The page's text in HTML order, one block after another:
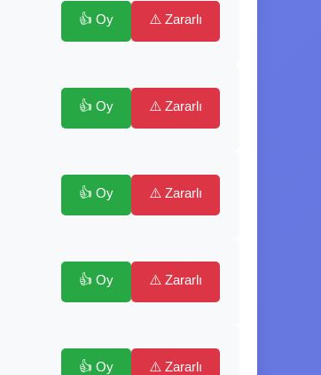
👍 Oy ⚠️ Zararlı
👍 Oy ⚠️ Zararlı
👍 Oy ⚠️ Zararlı
👍 Oy ⚠️ Zararlı
👍 Oy ⚠️ Zararlı